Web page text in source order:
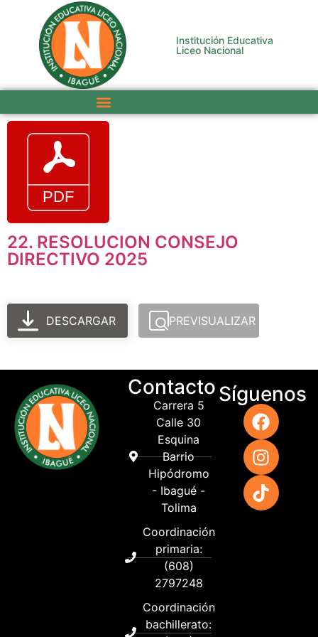
Institución Educativa
Liceo Nacional
22. RESOLUCION CONSEJO
DIRECTIVO 2025
DESCARGAR PREVISUALIZAR
Contacto
Carrera 5
Calle 30
Esquina
Barrio
Hipódromo
- Ibagué -
Tolima
Coordinación
primaria:
(608)
2797248
Coordinación
bachillerato:
Síguenos